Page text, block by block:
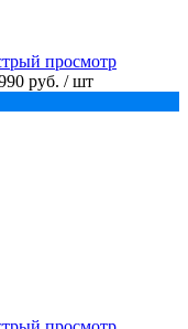
просмотр
руб. / шт